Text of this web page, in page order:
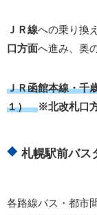
ＪＲ線への乗り換
口方面へ進み、奥
ＪＲ函館本線・千
１）※北改札口
札幌駅前バス
各路線バス・都市